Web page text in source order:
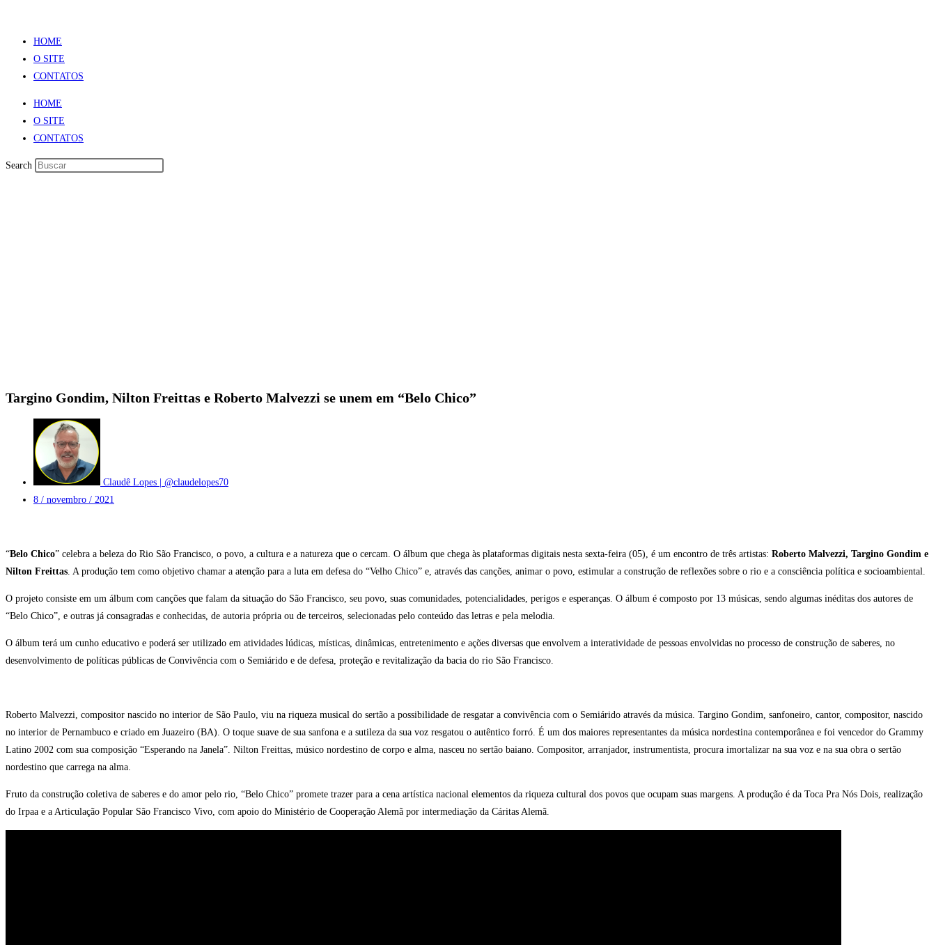
HOME
O SITE
CONTATOS
HOME
O SITE
CONTATOS
Search
Targino Gondim, Nilton Freittas e Roberto Malvezzi se unem em “Belo Chico”
Claudê Lopes | @claudelopes70
8 / novembro / 2021
“Belo Chico” celebra a beleza do Rio São Francisco, o povo, a cultura e a natureza que o cercam. O álbum que chega às plataformas digitais nesta sexta-feira (05), é um encontro de três artistas: Roberto Malvezzi, Targino Gondim e
Nilton Freittas. A produção tem como objetivo chamar a atenção para a luta em defesa do “Velho Chico” e, através das canções, animar o povo, estimular a construção de reflexões sobre o rio e a consciência política e socioambiental.
O projeto consiste em um álbum com canções que falam da situação do São Francisco, seu povo, suas comunidades, potencialidades, perigos e esperanças. O álbum é composto por 13 músicas, sendo algumas inéditas dos autores de
“Belo Chico”, e outras já consagradas e conhecidas, de autoria própria ou de terceiros, selecionadas pelo conteúdo das letras e pela melodia.
O álbum terá um cunho educativo e poderá ser utilizado em atividades lúdicas, místicas, dinâmicas, entretenimento e ações diversas que envolvem a interatividade de pessoas envolvidas no processo de construção de saberes, no
desenvolvimento de políticas públicas de Convivência com o Semiárido e de defesa, proteção e revitalização da bacia do rio São Francisco.
Roberto Malvezzi, compositor nascido no interior de São Paulo, viu na riqueza musical do sertão a possibilidade de resgatar a convivência com o Semiárido através da música. Targino Gondim, sanfoneiro, cantor, compositor, nascido
no interior de Pernambuco e criado em Juazeiro (BA). O toque suave de sua sanfona e a sutileza da sua voz resgatou o autêntico forró. É um dos maiores representantes da música nordestina contemporânea e foi vencedor do Grammy
Latino 2002 com sua composição “Esperando na Janela”. Nilton Freittas, músico nordestino de corpo e alma, nasceu no sertão baiano. Compositor, arranjador, instrumentista, procura imortalizar na sua voz e na sua obra o sertão
nordestino que carrega na alma.
Fruto da construção coletiva de saberes e do amor pelo rio, “Belo Chico” promete trazer para a cena artística nacional elementos da riqueza cultural dos povos que ocupam suas margens. A produção é da Toca Pra Nós Dois, realização
do Irpaa e a Articulação Popular São Francisco Vivo, com apoio do Ministério de Cooperação Alemã por intermediação da Cáritas Alemã.